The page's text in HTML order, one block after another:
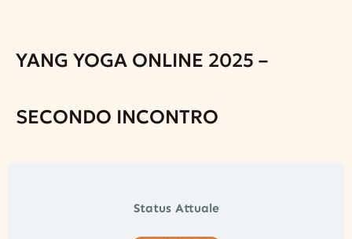
YANG YOGA ONLINE 2025 –
SECONDO INCONTRO
Status Attuale